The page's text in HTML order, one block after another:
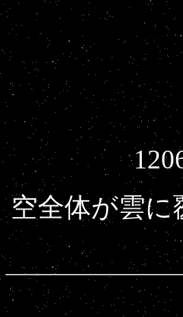
空全体が雲